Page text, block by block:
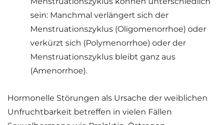
sein: Manchmal verlängert sich der
Menstruationszyklus (Oligomenorrhoe) oder
verkürzt sich (Polymenorrhoe) oder der
Menstruationszyklus bleibt ganz aus
(Amenorrhoe).
Hormonelle Störungen als Ursache der weiblichen
Unfruchtbarkeit betreffen in vielen Fällen